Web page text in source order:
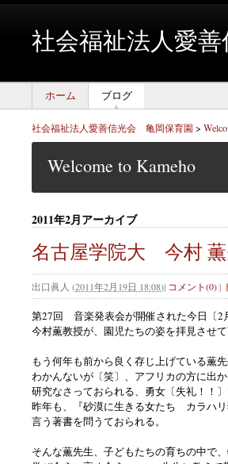
社会福祉法人愛
ホーム ブログ
社会福祉法人愛善信光会 亀岡保育園 >
Welcome to Kameho
2011年2月アーカイブ
名古屋学院大 今村 薫
出口眞人 (2011年2月19日 18:08)| コメント(0)|
第27回 音楽発表会が開催された今日〔2
今村薫教授が、園児たちの姿を拝見させ
もう何年も前から良く存じ上げている薫
わかんないが〔笑〕、アフリカの方に出
研究なさっておられる、勇女〔失礼！！〕
昨年も、『砂漠に生きる女たち カラハ
言う著書を問うておられる。
そんな薫先生、子どもたちの育ちの中で